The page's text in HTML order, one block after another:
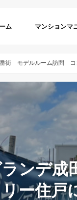
ム マンションマ
街 モデルルーム訪問 コ
ランデ
ー住戸